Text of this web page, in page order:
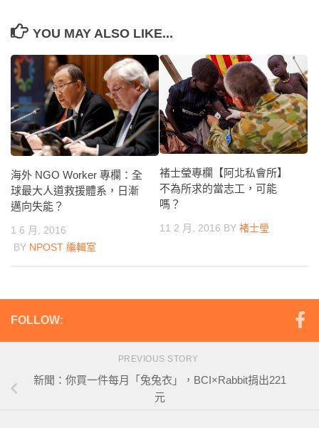
YOU MAY ALSO LIKE...
海外 NGO Worker 專欄：全
球最大人道救援體系，日漸
邁向失能？
1 6 月, 2016
BY NPOST 編輯室
褚士瑩專欄【阿北私會所】
不為所求的當志工，可能
嗎？
11 2 月, 2016 BY 褚士瑩
FOLLOW:
PREVIOUS STORY
新聞：你買一件每月「兔兔衣」，BCI×Rabbit捐出221
元